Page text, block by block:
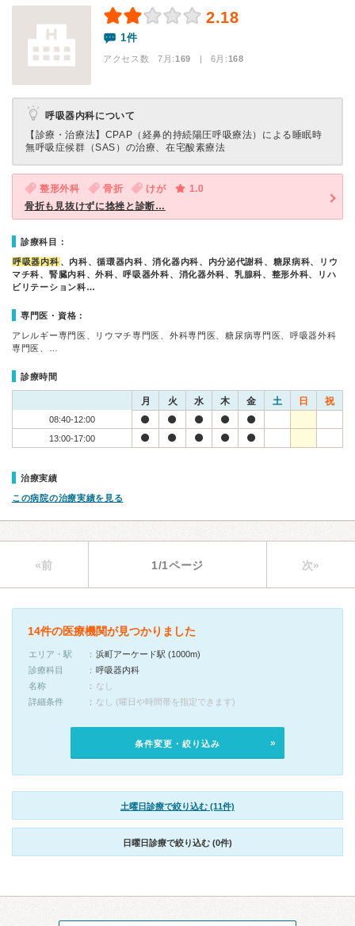
2.18
1件
アクセス数 7月:169 | 6月:168
呼吸器内科について
【診療・治療法】 CPAP（経鼻的持続陽圧呼吸療法）による睡眠時
無呼吸症候群（SAS）の治療、在宅酸素療法
整形外科 骨折 けが
1.0
骨折も見抜けずに捻挫と診断…
診療科目：
呼吸器内科 、内科、循環器内科、消化器内科、内分泌代謝科、糖尿病科、リウ
マチ科、腎臓内科、外科、呼吸器外科、消化器外科、乳腺科、整形外科、リハ
ビリテーション科…
専門医・資格：
アレルギー専門医、リウマチ専門医、外科専門医、糖尿病専門医、呼吸器外科
専門医、…
診療時間
月 火 水 木 金 土 日 祝
08:40-12:00
13:00-17:00
治療実績
この病院の治療実績を見る
«前 1/1ページ 次»
14件の医療機関が見つかりました
エリア・駅
浜町アーケード駅 (1000m)
診療科目
呼吸器内科
名称
なし
詳細条件
なし (曜日や時間帯を指定できます)
条件変更・絞り込み
土曜日診療で絞り込む (11件)
日曜日診療で絞り込む (0件)